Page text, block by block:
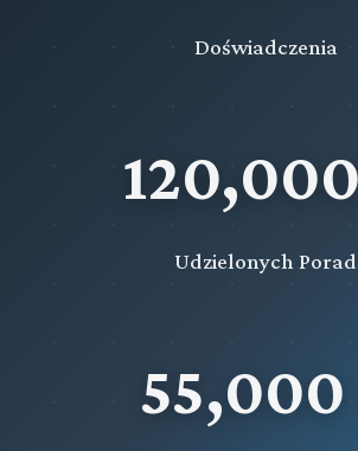
Doświadczenia
Udzielonych Porad
55,000